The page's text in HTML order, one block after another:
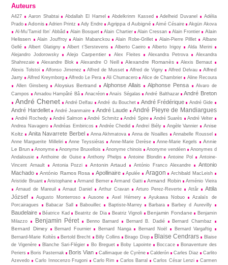
Auteurs
A427 Aaron Shabtai Abdallah El Hamel Abdelkrinm Kassed Adelheid Duvanel
Adélia
Prado
Adonis Adrien Printz Ady Endre Agrippa d Aubigné Aimé Césaire
Akgün Akova
Al-Mu’Tamid Ibn’ Abbâd
Alain Bosquet Alain Chartier Alain Cressan Alain Frontier
Alain
Helissen
Alain Jouffroy Alain Mabanckou Alain Robe-Grillet Alain-Pierre Pilllet
Albane
Gellé
Albert Glatigny Albert t’Serstevens Alberto Caeiro Alberto Irigoy
Alda Merini
Alejandro Jodorowsky
Alejo Carpentier Alex Fleites Alexandra Petrova
Alexandra
Shahrezaie
Alexandre Blok Alexandre O Neill Alexandre Romanès
Alexis Bernaut
Alexis Tolstoï
Alfonso Jimenez Alfred de Musset Alfred de Vigny Alfred Delvau
Alfred
Jarry
Alfred Kreymborg Alfredo Le Pera Ali Chumacero Alice de Chambrier
Aline Recoura
Allen Ginsberg
Aloysius Bertrand Alphonse Allais Alphonse Pensa
Alvaro de
Campos
Amadou Hampâté Bâ Anacréon Anaïs Ségalas André Balthazar André Breton
André Chenet André Delfau André du Bouchet André Frédérique André Gide
André Hardellet André Jeanmaire André Laude André Pieyre de Mandiargues
André Rochedy André Salmon André Schmitz André Spire André Suarès
André Velter
Andrea Navagero
Andréas Embiricos Andrée Chedid Andreï Biély Angèle Vannier
Anise
Koltz
Anita Navarrete Berbel Anna Akhmatova Anna de Noailles
Annabelle Roussel
Anne Marguerite Milleliri
Anne Teyssiéras Anne-Marie Derèse Anne-Marie Kegels
Annie
Le Brun
Anonyme Anonyme Bruxellois Anonyme chinois Anonyme vendéen
Anonymes d
Andalousie
Anthoine de Guise Anthony Phelps Antoine Blondin Antoine Pol
Antoine-
Vincent Arnault
Antonia Pozzi Antonin Artaud António Franco Alexandre
Antonio
Machado
António Ramos Rosa Apollinaire Apulée Aragon
Archibald MacLeish
Aristide Bruant
Aristophane Armand Bemer Armand Gatti Armand Robin
Arménio Vieira
Arnaud de Mareuil
Arnaut Daniel Arthur Cravan Arturo Perez-Reverte Attâr
Attila
József
Augusto Monterroso Ausone Axel Hémery Ayukawa Nobuo
Azalaïs de
Porcairagues
Babacar Sall Babouillec Baptiste-Marrey Barbara Barbey d Aurevilly
Baudelaire Béatrice Kad Beatritz de Dia Beatriz Vignoli Benjamin Fondane
Benjamin
Milazzo
Benjamin Péret Benno Barnard Bernard B. Dadié Bernard Chambaz
Bernard Dimey Bernard Fournier Bernard Nanga Bernard Noël
Bernard Vargaftig
Bernard-Marie Koltès
Bertold Brecht Billy Collins Birago Diop Blaise Cendrars
Blaise
de Vigenère
Blanche Sari-Flégier Bo Breguet Boby Lapointe Boccace
Bonaventure des
Periers
Boris Pasternak Boris Vian Callimaque de Cyrène Cal­derón Carles Diaz
Carlito
Azevedo
Carlo Innocenzo Frugoni Carlo Rim Carlos Barral Carlos César Lenzi
Carmen